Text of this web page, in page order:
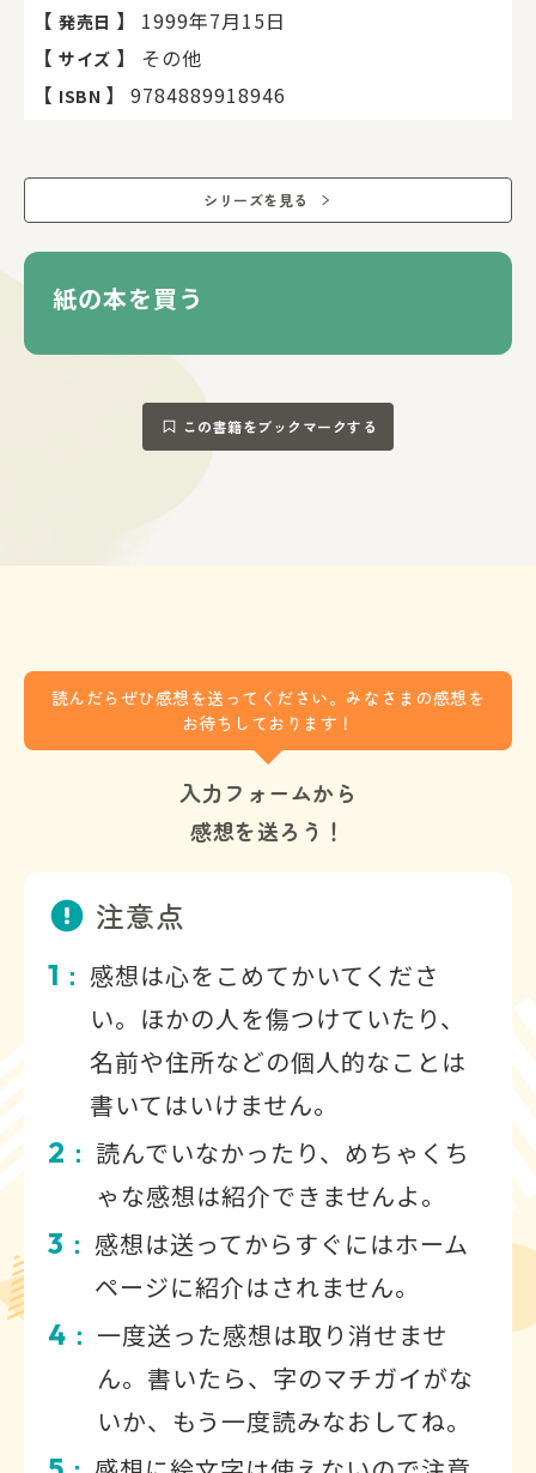
【 発売日 】
1999年7月15日
【 サイズ 】
その他
【 ISBN 】 9784889918946
シリーズを見る
紙の本を買う
この書籍をブックマークする
読んだらぜひ感想を送ってください。みなさまの感想を
お待ちしております！
入力フォームから
感想を送ろう！
注意点
1 ： 感想は心をこめてかいてくださ
い。ほかの人を傷つけていたり、
名前や住所などの個人的なことは
書いてはいけません。
2 ： 読んでいなかったり、めちゃくち
ゃな感想は紹介できませんよ。
3 ： 感想は送ってからすぐにはホーム
ページに紹介はされません。
4 ： 一度送った感想は取り消せませ
ん。書いたら、字のマチガイがな
いか、もう一度読みなおしてね。